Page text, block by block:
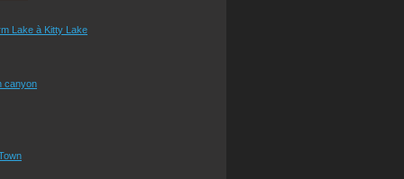
Lake à Kitty Lake
canyon